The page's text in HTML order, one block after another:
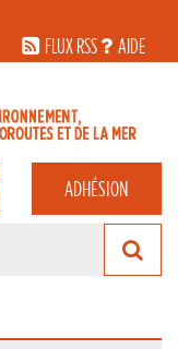
FLUX RSS
AIDE
ADHÉSION